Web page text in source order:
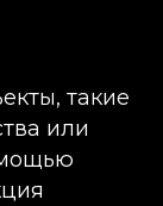
такие
или